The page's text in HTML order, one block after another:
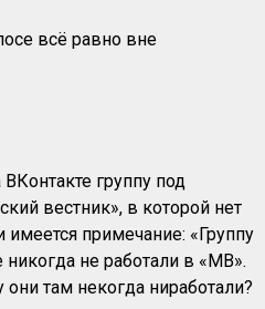
всё равно вне
группу под
вестник», в которой нет
имеется примечание: «Группу
не работали в «МВ».
там некогда ниработали?